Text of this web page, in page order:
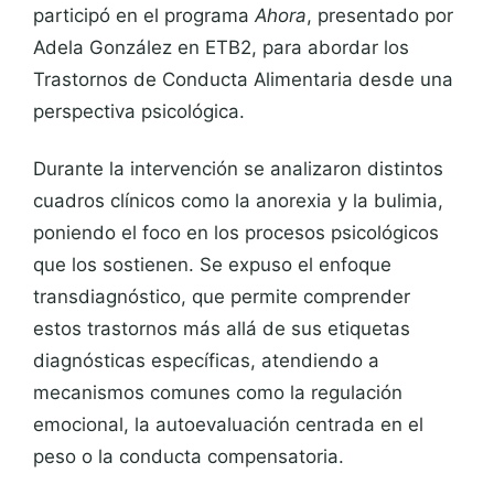
participó en el programa Ahora, presentado por
Adela González en ETB2, para abordar los
Trastornos de Conducta Alimentaria desde una
perspectiva psicológica.
Durante la intervención se analizaron distintos
cuadros clínicos como la anorexia y la bulimia,
poniendo el foco en los procesos psicológicos
que los sostienen. Se expuso el enfoque
transdiagnóstico, que permite comprender
estos trastornos más allá de sus etiquetas
diagnósticas específicas, atendiendo a
mecanismos comunes como la regulación
emocional, la autoevaluación centrada en el
peso o la conducta compensatoria.